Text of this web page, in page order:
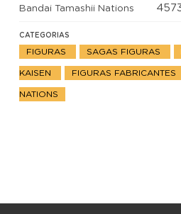
Bandai Tamashii Nations
CATEGORIAS
FIGURAS SAGAS FIGURAS
KAISEN FIGURAS FABRICANTES
NATIONS